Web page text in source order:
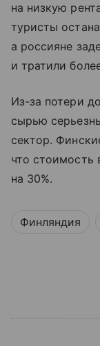
на низкую
туристы
а россияне
и тратили
Из-за потери
сырью
сектор.
что стоимость
на 30%.
Финляндия